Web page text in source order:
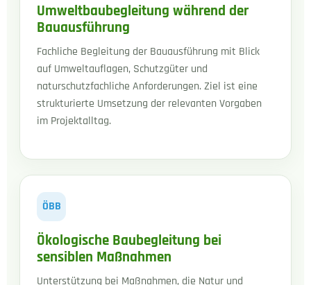
Umweltbaubegleitung während der
Bauausführung
Fachliche Begleitung der Bauausführung mit Blick
auf Umweltauflagen, Schutzgüter und
naturschutzfachliche Anforderungen. Ziel ist eine
strukturierte Umsetzung der relevanten Vorgaben
im Projektalltag.
ÖBB
Ökologische Baubegleitung bei
sensiblen Maßnahmen
Unterstützung bei Maßnahmen, die Natur und